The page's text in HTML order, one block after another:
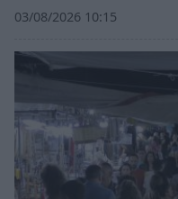
03/08/2026 10:15